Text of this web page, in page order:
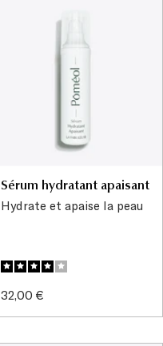
Sérum hydratant apaisant
Hydrate et apaise la peau
Prix
32,00 €